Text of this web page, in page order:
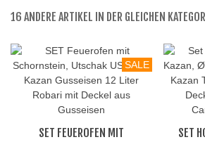
16 ANDERE ARTIKEL IN DER GLEICHEN
SALE
SET FEUEROFEN MIT
SET